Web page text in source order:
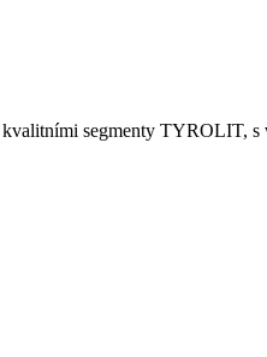
segmenty TYROLIT,